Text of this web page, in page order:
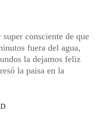
consciente de que
fuera del agua,
la dejamos feliz
la paisa en la